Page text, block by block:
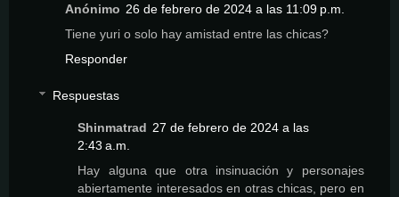
Anónimo 26 de febrero de 2024 a las 11:09 p.m.
Tiene yuri o solo hay amistad entre las chicas?
Responder
Respuestas
Shinmatrad 27 de febrero de 2024 a las
2:43 a.m.
Hay alguna que otra insinuación y personajes
abiertamente interesados en otras chicas, pero en